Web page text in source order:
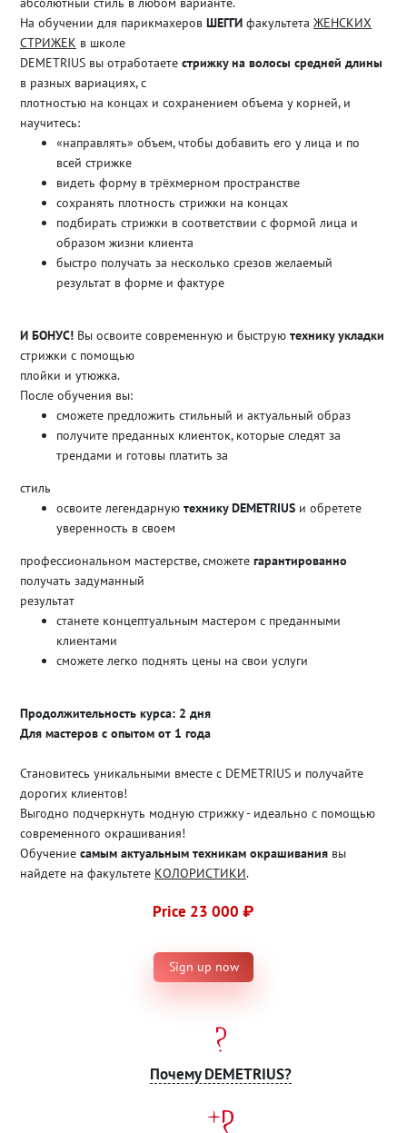
На обучении для парикмахеров ШЕГГИ факультета ЖЕНСКИХ
СТРИЖЕК в школе
DEMETRIUS вы отработаете стрижку на волосы средней длины
в разных вариациях, с
плотностью на концах и сохранением объема у корней, и
научитесь:
«направлять» объем, чтобы добавить его у лица и по
всей стрижке
видеть форму в трёхмерном пространстве
сохранять плотность стрижки на концах
подбирать стрижки в соответствии с формой лица и
образом жизни клиента
быстро получать за несколько срезов желаемый
результат в форме и фактуре
И БОНУС! Вы освоите современную и быструю технику укладки
стрижки с помощью
плойки и утюжка.
После обучения вы:
сможете предложить стильный и актуальный образ
получите преданных клиенток, которые следят за
трендами и готовы платить за
стиль
освоите легендарную технику DEMETRIUS и обретете
уверенность в своем
профессиональном мастерстве, сможете гарантированно
получать задуманный
результат
станете концептуальным мастером с преданными
клиентами
сможете легко поднять цены на свои услуги
Продолжительность курса: 2 дня
Для мастеров с опытом от 1 года
Становитесь уникальными вместе с DEMETRIUS и получайте
дорогих клиентов!
Выгодно подчеркнуть модную стрижку - идеально с помощью
современного окрашивания!
Обучение самым актуальным техникам окрашивания вы
найдете на факультете КОЛОРИСТИКИ.
Price 23 000 ₽
Sign up now
Почему DEMETRIUS?